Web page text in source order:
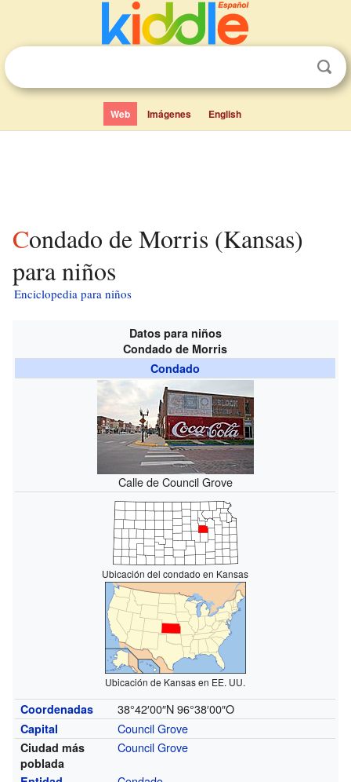
Web Imágenes English
Condado de Morris (Kansas)
para niños
Enciclopedia para niños
Datos para niños
Condado de Morris
Condado
Calle de Council Grove
Ubicación del condado en Kansas
Ubicación de Kansas en EE. UU.
Coordenadas 38°42′00″N 96°38′00″O
Capital Council Grove
Ciudad más
poblada
Council Grove